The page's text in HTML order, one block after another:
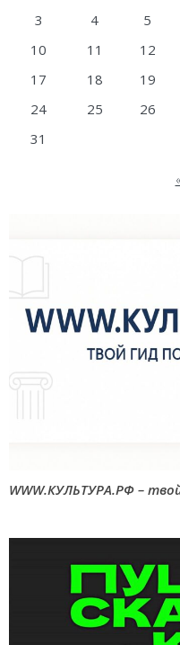
3
4 5
10
11 12
17
18 19
24
25 26
31
WWW.КУЛЬТУРА.РФ –